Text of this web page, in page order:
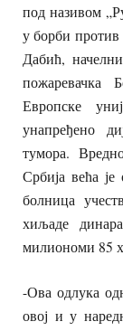
под називом
у борби
Дабић,
пожаревачка
Европске
унапређено
тумора.
Србија већа
болница
хиљаде
милиономи 85
-Ова одлука
овој и у